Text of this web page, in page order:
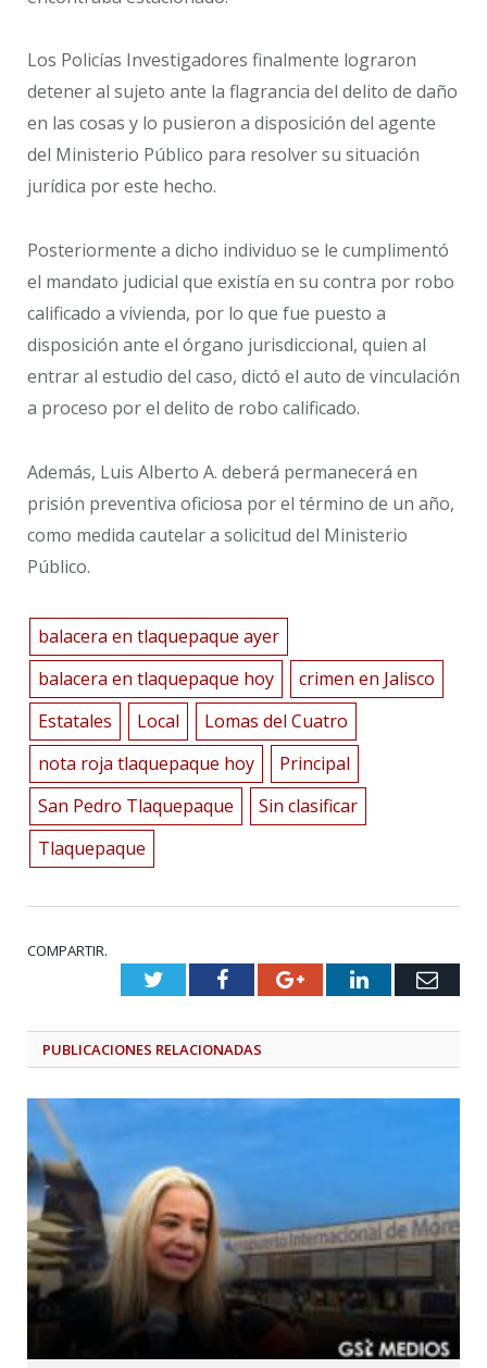
Los Policías Investigadores finalmente lograron
detener al sujeto ante la flagrancia del delito de daño
en las cosas y lo pusieron a disposición del agente
del Ministerio Público para resolver su situación
jurídica por este hecho.
Posteriormente a dicho individuo se le cumplimentó
el mandato judicial que existía en su contra por robo
calificado a vivienda, por lo que fue puesto a
disposición ante el órgano jurisdiccional, quien al
entrar al estudio del caso, dictó el auto de vinculación
a proceso por el delito de robo calificado.
Además, Luis Alberto A. deberá permanecerá en
prisión preventiva oficiosa por el término de un año,
como medida cautelar a solicitud del Ministerio
Público.
balacera en tlaquepaque ayer
balacera en tlaquepaque hoy
crimen en Jalisco
Estatales
Local
Lomas del Cuatro
nota roja tlaquepaque hoy
Principal
San Pedro Tlaquepaque
Sin clasificar
Tlaquepaque
COMPARTIR.
TwitterFacebookGoogle+LinkedIn
PUBLICACIONES RELACIONADAS